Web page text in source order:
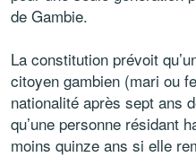
de Gambie.
La constitution prévoit
citoyen gambien (mari ou
nationalité après sept ans
qu’une personne résidant
moins quinze ans si elle